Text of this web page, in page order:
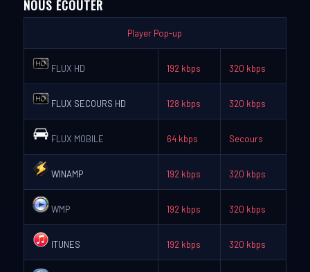
NOUS ÉCOUTER
Player Pop-up
FLUX HD 192 kbps 320 kbps
FLUX SECOURS HD 128 kbps 320 kbps
FLUX MOBILE 64 kbps Secours
WINAMP 192 kbps 320 kbps
WMP 192 kbps 320 kbps
ITUNES 192 kbps 320 kbps